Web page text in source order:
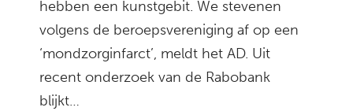
hebben een kunstgebit. We stevenen
volgens de beroepsvereniging af op een
‘mondzorginfarct’, meldt het AD. Uit
recent onderzoek van de Rabobank
blijkt…